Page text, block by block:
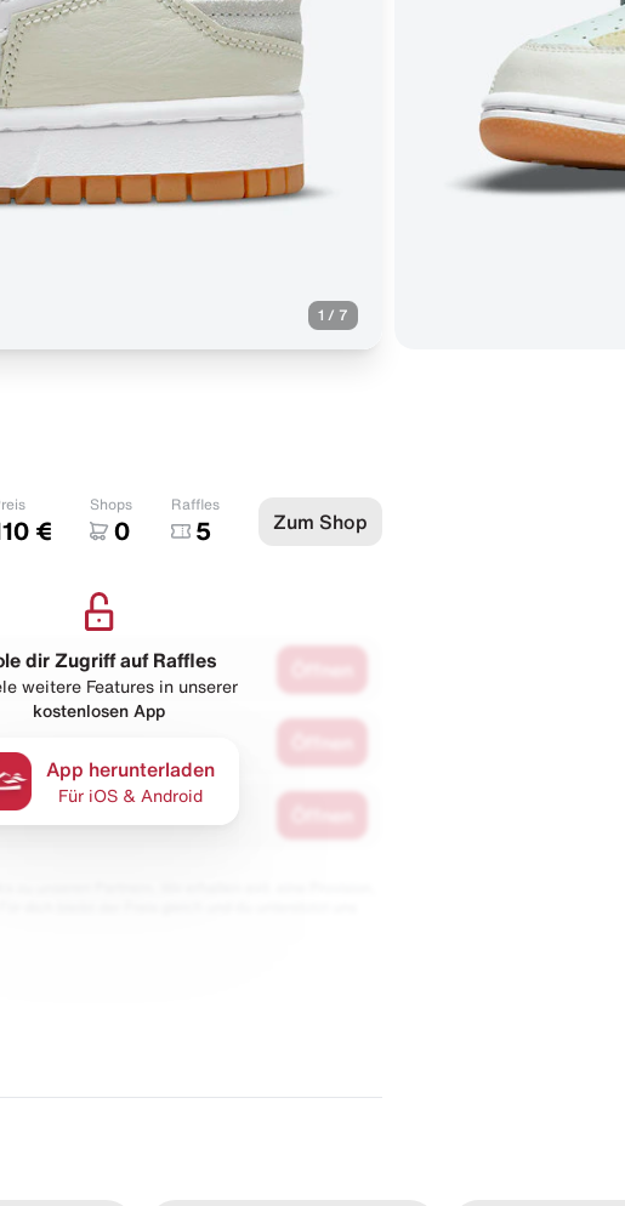
1 / 7
€
Shops
0
Raffles
5 Zum Shop
dir Zugriff auf Raffles
weitere Features in unserer
kostenlosen App
App herunterladen
Für iOS & Android